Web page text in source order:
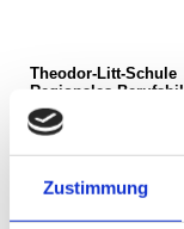
Zustimmung
Theodor-Litt-Schule
Regionales
Parkstr. 12-18
24534 Neumünster
Tel. +49 4321 942 4910
Fax +49 4321 942 4909
Ansprechpartner